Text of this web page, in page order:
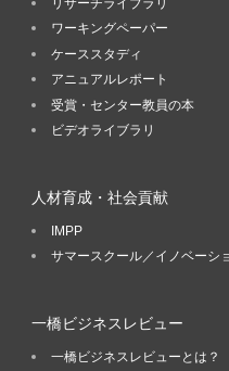
リサーチライブラリ
ワーキングペーパー
ケーススタディ
アニュアルレポート
受賞・センター教員の本
ビデオライブラリ
人材育成・社会貢献
IMPP
サマースクール／イノベーシ
一橋ビジネスレビュー
一橋ビジネスレビューとは？